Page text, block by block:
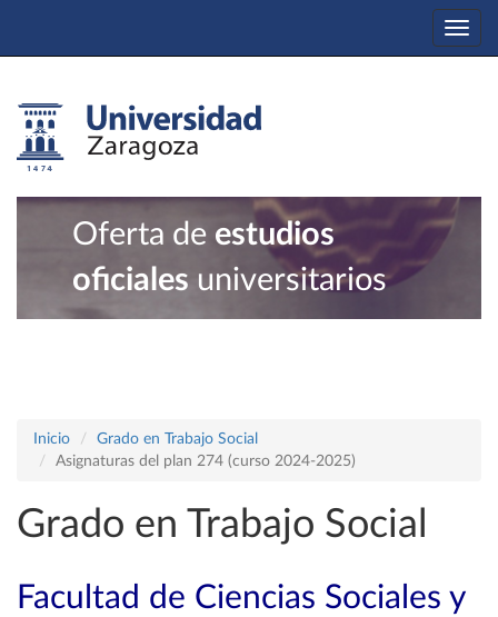
Oferta de estudios
oficiales universitarios
Inicio
Grado en Trabajo Social
Asignaturas del plan 274 (curso 2024-2025)
Grado en Trabajo Social
Facultad de Ciencias Sociales y